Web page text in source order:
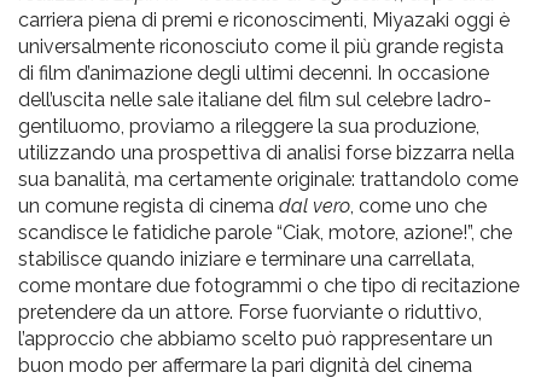
e
l'adolescenza
carriera piena di premi e riconoscimenti, Miyazaki oggi è
universalmente riconosciuto come il più grande regista
di film d’animazione degli ultimi decenni. In occasione
dell’uscita nelle sale italiane del film sul celebre ladro-
gentiluomo, proviamo a rileggere la sua produzione,
utilizzando una prospettiva di analisi forse bizzarra nella
sua banalità, ma certamente originale: trattandolo come
un comune regista di cinema dal vero, come uno che
scandisce le fatidiche parole “Ciak, motore, azione!”, che
stabilisce quando iniziare e terminare una carrellata,
come montare due fotogrammi o che tipo di recitazione
pretendere da un attore. Forse fuorviante o riduttivo,
l’approccio che abbiamo scelto può rappresentare un
buon modo per affermare la pari dignità del cinema